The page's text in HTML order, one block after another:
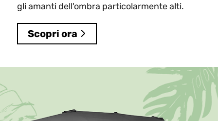
gli amanti dell'ombra particolarmente alti.
Scopri ora